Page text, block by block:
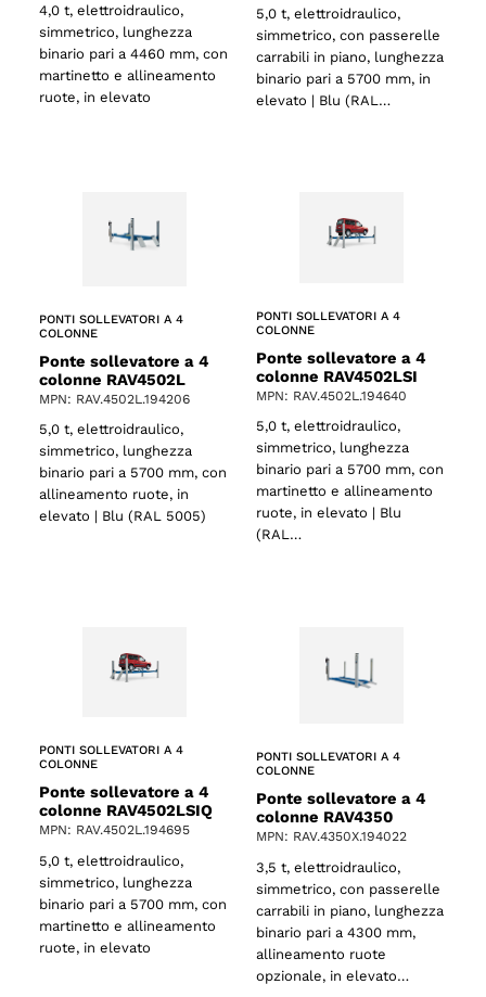
4,0 t, elettroidraulico,
simmetrico, lunghezza
binario pari a 4460 mm, con
martinetto e allineamento
ruote, in elevato
5,0 t, elettroidraulico,
simmetrico, con passerelle
carrabili in piano, lunghezza
binario pari a 5700 mm, in
elevato | Blu (RAL…
PONTI SOLLEVATORI A 4
COLONNE
Ponte sollevatore a 4
colonne RAV4502L
MPN: RAV.4502L.194206
5,0 t, elettroidraulico,
simmetrico, lunghezza
binario pari a 5700 mm, con
allineamento ruote, in
elevato | Blu (RAL 5005)
PONTI SOLLEVATORI A 4
COLONNE
Ponte sollevatore a 4
colonne RAV4502LSI
MPN: RAV.4502L.194640
5,0 t, elettroidraulico,
simmetrico, lunghezza
binario pari a 5700 mm, con
martinetto e allineamento
ruote, in elevato | Blu
(RAL…
PONTI SOLLEVATORI A 4
COLONNE
Ponte sollevatore a 4
colonne RAV4502LSIQ
MPN: RAV.4502L.194695
5,0 t, elettroidraulico,
simmetrico, lunghezza
binario pari a 5700 mm, con
martinetto e allineamento
ruote, in elevato
PONTI SOLLEVATORI A 4
COLONNE
Ponte sollevatore a 4
colonne RAV4350
MPN: RAV.4350X.194022
3,5 t, elettroidraulico,
simmetrico, con passerelle
carrabili in piano, lunghezza
binario pari a 4300 mm,
allineamento ruote
opzionale, in elevato…